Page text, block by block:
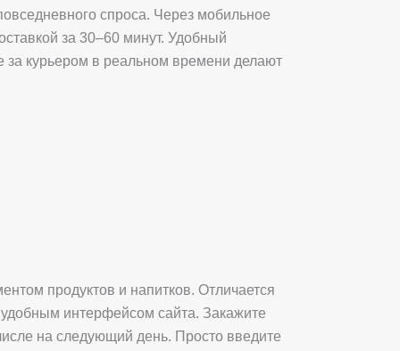
спроса. Через мобильное
за 30–60 минут. Удобный
за курьером в реальном времени делают
продуктов и напитков. Отличается
интерфейсом сайта. Закажите
на следующий день. Просто введите